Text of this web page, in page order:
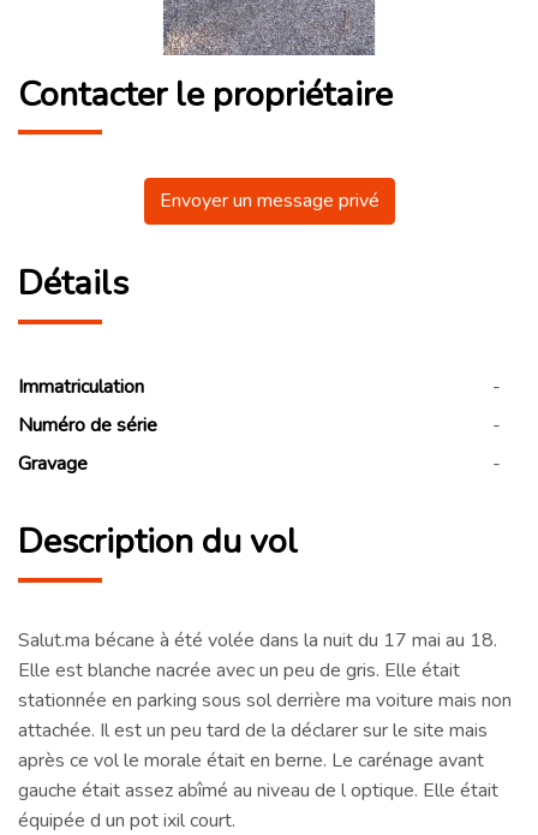
Contacter le propriétaire
Envoyer un message privé
Détails
Immatriculation
-
Numéro de série
-
Gravage
-
Description du vol
Salut.ma bécane à été volée dans la nuit du 17 mai au 18.
Elle est blanche nacrée avec un peu de gris. Elle était
stationnée en parking sous sol derrière ma voiture mais non
attachée. Il est un peu tard de la déclarer sur le site mais
après ce vol le morale était en berne. Le carénage avant
gauche était assez abîmé au niveau de l optique. Elle était
équipée d un pot ixil court.